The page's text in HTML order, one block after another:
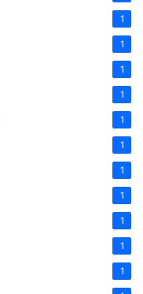
1
1
1
1
1
1
1
1
1
1
1